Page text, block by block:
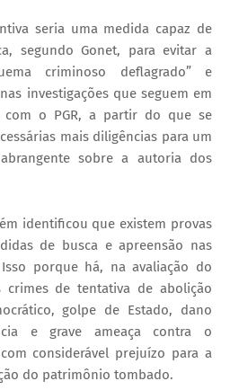
seria uma medida capaz de
segundo Gonet, para evitar a
criminoso deflagrado” e
investigações que seguem em
com o PGR, a partir do que se
mais diligências para um
sobre a autoria dos
identificou que existem provas
de busca e apreensão nas
porque há, na avaliação do
crimes de tentativa de abolição
golpe de Estado, dano
e grave ameaça contra o
considerável prejuízo para a
do patrimônio tombado.